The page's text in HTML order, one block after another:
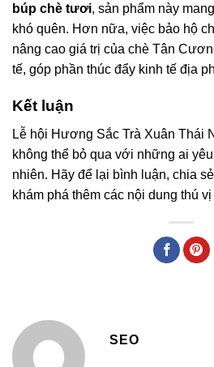
búp chè tươi, sản phẩm này
khó quên. Hơn nữa, việc bảo hộ
nâng cao giá trị của chè Tân
tế, góp phần thúc đẩy kinh tế địa
Kết luận
Lễ hội Hương Sắc Trà Xuân Thái
không thể bỏ qua với những ai
nhiên. Hãy để lại bình luận, chia
khám phá thêm các nội dung thú
SEO